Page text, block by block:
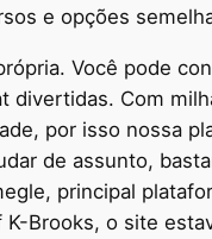
e opções
Você pode
divertidas. Com
por isso nossa
de assunto,
principal
Brooks, o site